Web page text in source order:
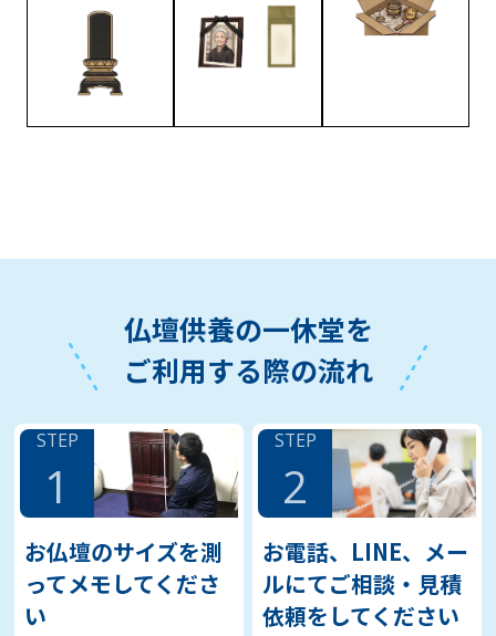
仏壇供養の一休堂を
ご利用する際の流れ
STEP
1
お仏壇のサイズを測
ってメモしてくださ
い
STEP
2
お電話、LINE、メー
ルにてご相談・見積
依頼をしてください